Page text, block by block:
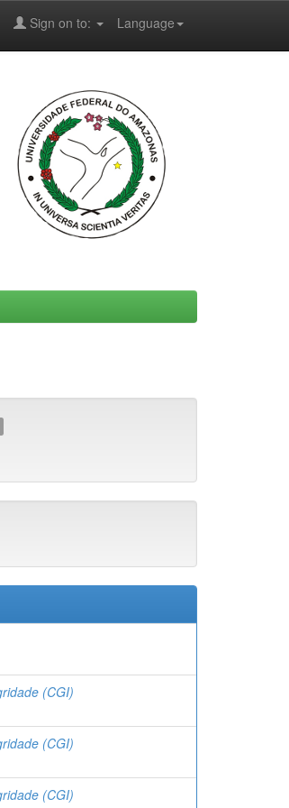
Language
Sign on to:
(CGI)
(CGI)
(CGI)